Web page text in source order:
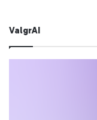
ValgrAI